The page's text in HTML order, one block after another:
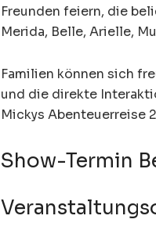
Freunden feiern, die
Merida, Belle, Arielle,
Familien können sich
und die direkte
Mickys Abenteuerreise
Show-Termin